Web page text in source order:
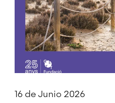
16 de Junio 2026